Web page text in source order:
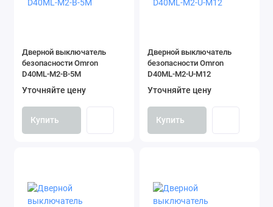
Дверной выключатель
безопасности Omron
D40ML-M2-B-5M
Уточняйте цену
Купить
Дверной выключатель
безопасности Omron
D40ML-M2-U-M12
Уточняйте цену
Купить